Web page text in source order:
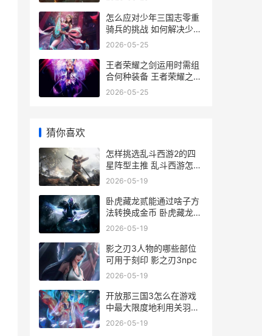
怎么应对少年三国志零重
骑兵的挑战 如何解决少年
白
2026-05-25
王者荣耀之剑运用时需组
合何种装备 王者荣耀之剑
气长
2026-05-25
猜你喜欢
怎样挑选乱斗西游2的四
星阵型主推 乱斗西游怎么
抽好英雄
2026-05-19
卧虎藏龙贰能通过啥子方
法转换成金币 卧虎藏龙贰
是不是关服了
2026-05-19
影之刃3人物的哪些部位
可用于刻印 影之刃3npc
2026-05-19
开放那三国3怎么在游戏
中最大限度地利用关羽绝
地技能的威力 放开那三国
2026-05-19